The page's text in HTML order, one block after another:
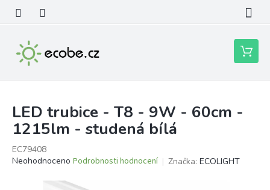
obsah
Nákupní
košík
LED trubice - T8 - 9W - 60cm -
1215lm - studená bílá
EC79408
Průměrné
Neohodnoceno Podrobnosti hodnocení Značka: ECOLIGHT